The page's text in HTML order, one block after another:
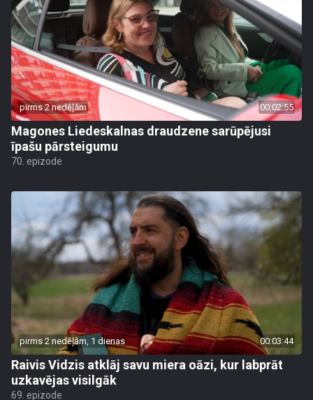
pirms 2 nedēļām 00:02:55
Magones Liedeskalnas draudzene sarūpējusi
īpašu pārsteigumu
70. epizode
pirms 2 nedēļām, 1 dienas 00:03:44
Raivis Vidzis atklāj savu miera oāzi, kur labprāt
uzkavējas visilgāk
69. epizode